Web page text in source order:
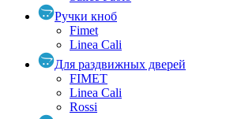
Ручки кноб
Fimet
Linea Cali
Для раздвижных дверей
FIMET
Linea Cali
Rossi